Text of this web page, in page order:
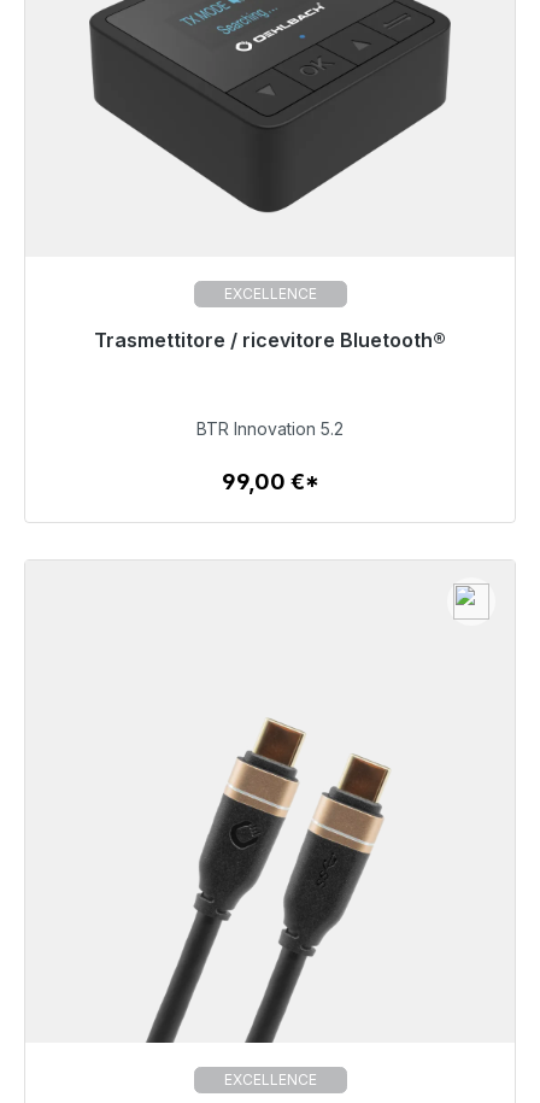
EXCELLENCE
Trasmettitore / ricevitore Bluetooth®
Pronto per la spedizione immediata, tempo di
99,00 €
Dettagli
BTR Innovation 5.2
99,00 €*
EXCELLENCE